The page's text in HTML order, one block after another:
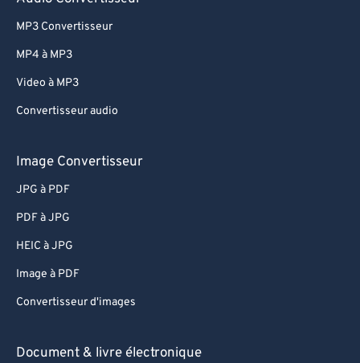
MP3 Convertisseur
MP4 à MP3
Video à MP3
Convertisseur audio
Image Convertisseur
JPG à PDF
PDF à JPG
HEIC à JPG
Image à PDF
Convertisseur d'images
Document & livre électronique